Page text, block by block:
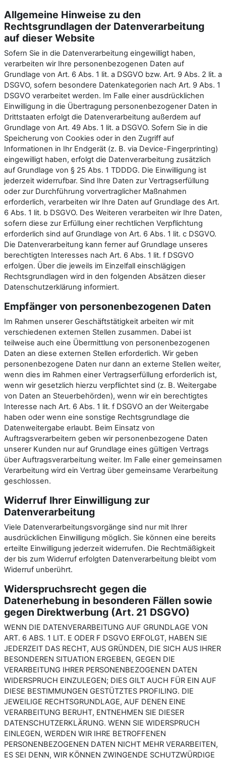
Allgemeine Hinweise zu den
Rechtsgrundlagen der Datenverarbeitung
auf dieser Website
Sofern Sie in die Datenverarbeitung eingewilligt haben,
verarbeiten wir Ihre personenbezogenen Daten auf
Grundlage von Art. 6 Abs. 1 lit. a DSGVO bzw. Art. 9 Abs. 2 lit. a
DSGVO, sofern besondere Datenkategorien nach Art. 9 Abs. 1
DSGVO verarbeitet werden. Im Falle einer ausdrücklichen
Einwilligung in die Übertragung personenbezogener Daten in
Drittstaaten erfolgt die Datenverarbeitung außerdem auf
Grundlage von Art. 49 Abs. 1 lit. a DSGVO. Sofern Sie in die
Speicherung von Cookies oder in den Zugriff auf
Informationen in Ihr Endgerät (z. B. via Device-Fingerprinting)
eingewilligt haben, erfolgt die Datenverarbeitung zusätzlich
auf Grundlage von § 25 Abs. 1 TDDDG. Die Einwilligung ist
jederzeit widerrufbar. Sind Ihre Daten zur Vertragserfüllung
oder zur Durchführung vorvertraglicher Maßnahmen
erforderlich, verarbeiten wir Ihre Daten auf Grundlage des Art.
6 Abs. 1 lit. b DSGVO. Des Weiteren verarbeiten wir Ihre Daten,
sofern diese zur Erfüllung einer rechtlichen Verpflichtung
erforderlich sind auf Grundlage von Art. 6 Abs. 1 lit. c DSGVO.
Die Datenverarbeitung kann ferner auf Grundlage unseres
berechtigten Interesses nach Art. 6 Abs. 1 lit. f DSGVO
erfolgen. Über die jeweils im Einzelfall einschlägigen
Rechtsgrundlagen wird in den folgenden Absätzen dieser
Datenschutzerklärung informiert.
Empfänger von personenbezogenen Daten
Im Rahmen unserer Geschäftstätigkeit arbeiten wir mit
verschiedenen externen Stellen zusammen. Dabei ist
teilweise auch eine Übermittlung von personenbezogenen
Daten an diese externen Stellen erforderlich. Wir geben
personenbezogene Daten nur dann an externe Stellen weiter,
wenn dies im Rahmen einer Vertragserfüllung erforderlich ist,
wenn wir gesetzlich hierzu verpflichtet sind (z. B. Weitergabe
von Daten an Steuerbehörden), wenn wir ein berechtigtes
Interesse nach Art. 6 Abs. 1 lit. f DSGVO an der Weitergabe
haben oder wenn eine sonstige Rechtsgrundlage die
Datenweitergabe erlaubt. Beim Einsatz von
Auftragsverarbeitern geben wir personenbezogene Daten
unserer Kunden nur auf Grundlage eines gültigen Vertrags
über Auftragsverarbeitung weiter. Im Falle einer gemeinsamen
Verarbeitung wird ein Vertrag über gemeinsame Verarbeitung
geschlossen.
Widerruf Ihrer Einwilligung zur
Datenverarbeitung
Viele Datenverarbeitungsvorgänge sind nur mit Ihrer
ausdrücklichen Einwilligung möglich. Sie können eine bereits
erteilte Einwilligung jederzeit widerrufen. Die Rechtmäßigkeit
der bis zum Widerruf erfolgten Datenverarbeitung bleibt vom
Widerruf unberührt.
Widerspruchsrecht gegen die
Datenerhebung in besonderen Fällen sowie
gegen Direktwerbung (Art. 21 DSGVO)
WENN DIE DATENVERARBEITUNG AUF GRUNDLAGE VON
ART. 6 ABS. 1 LIT. E ODER F DSGVO ERFOLGT, HABEN SIE
JEDERZEIT DAS RECHT, AUS GRÜNDEN, DIE SICH AUS IHRER
BESONDEREN SITUATION ERGEBEN, GEGEN DIE
VERARBEITUNG IHRER PERSONENBEZOGENEN DATEN
WIDERSPRUCH EINZULEGEN; DIES GILT AUCH FÜR EIN AUF
DIESE BESTIMMUNGEN GESTÜTZTES PROFILING. DIE
JEWEILIGE RECHTSGRUNDLAGE, AUF DENEN EINE
VERARBEITUNG BERUHT, ENTNEHMEN SIE DIESER
DATENSCHUTZERKLÄRUNG. WENN SIE WIDERSPRUCH
EINLEGEN, WERDEN WIR IHRE BETROFFENEN
PERSONENBEZOGENEN DATEN NICHT MEHR VERARBEITEN,
ES SEI DENN, WIR KÖNNEN ZWINGENDE SCHUTZWÜRDIGE